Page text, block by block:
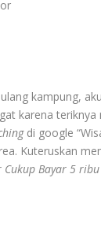
kampung,
karena
di google
Kuteruskan
Cukup Bayar 5 ribu